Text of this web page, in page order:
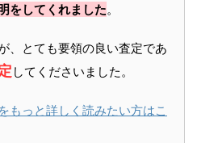
をしてくれました。
、とても要領の良い査定であ
してくださいました。
もっと詳しく読みたい方はこ